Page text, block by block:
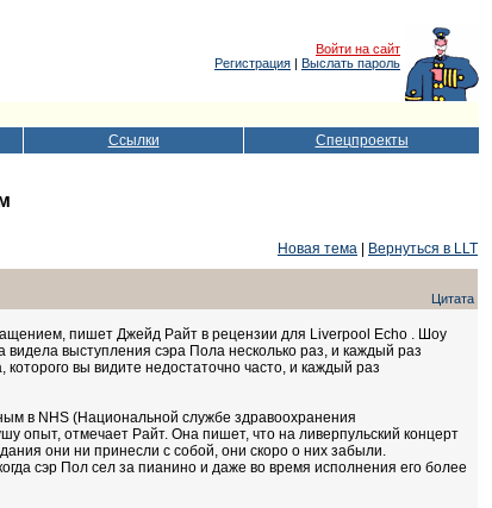
Войти на сайт
Регистрация | Выслать пароль
Ссылки Спецпроекты
Новая тема
Вернуться в LLT
Цитата
пишет Джейд Райт в рецензии для Liverpool Echo . Шоу
выступления сэра Пола несколько раз, и каждый раз
вы видите недостаточно часто, и каждый раз
в NHS (Национальной службе здравоохранения
опыт, отмечает Райт. Она пишет, что на ливерпульский концерт
они ни принесли с собой, они скоро о них забыли.
сэр Пол сел за пианино и даже во время исполнения его более